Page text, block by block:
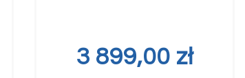
3 899,00 zł